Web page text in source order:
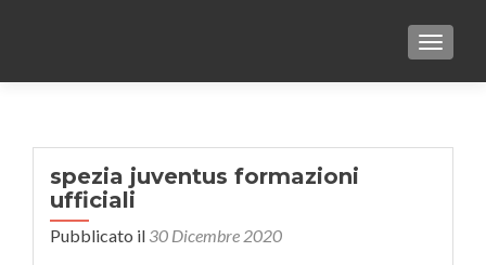
spezia juventus formazioni
ufficiali
Pubblicato il 30 Dicembre 2020